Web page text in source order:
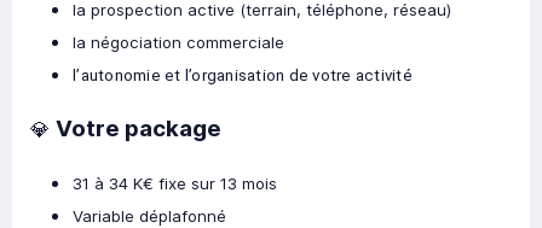
la prospection active (terrain, téléphone, réseau)
la négociation commerciale
l’autonomie et l’organisation de votre activité
💎 Votre package
31 à 34 K€ fixe sur 13 mois
Variable déplafonné